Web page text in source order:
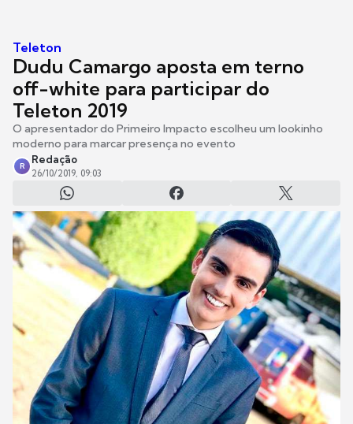
Teleton
Dudu Camargo aposta em terno
off-white para participar do
Teleton 2019
O apresentador do Primeiro Impacto escolheu um lookinho
moderno para marcar presença no evento
R
Redação
26/10/2019, 09:03